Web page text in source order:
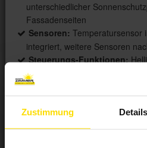
Zustimmung Details
unterschiedlicher
Fassadenseiten
Sensoren: Temperatursensor
integriert, weitere Sensoren
Steuerungs-Funktionen:
Niederschlag, Innen-/
Dämmerung, Eisüberwachung,
Lüftungsfunktionen für
Fenster